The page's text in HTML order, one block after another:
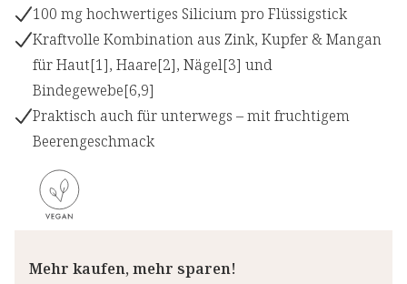
100 mg hochwertiges Silicium pro Flüssigstick
Kraftvolle Kombination aus Zink, Kupfer & Mangan
für Haut[1], Haare[2], Nägel[3] und
Bindegewebe[6,9]
Praktisch auch für unterwegs – mit fruchtigem
Beerengeschmack
Mehr kaufen, mehr sparen!